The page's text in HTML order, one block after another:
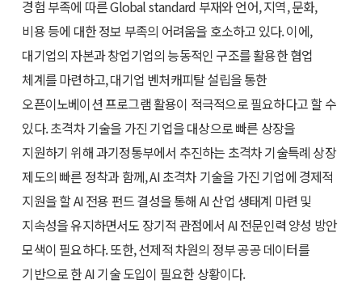
경험 부족에 따른 Global standard 부재와 언어, 지역, 문화,
비용 등에 대한 정보 부족의 어려움을 호소하고 있다. 이에,
대기업의 자본과 창업기업의 능동적인 구조를 활용한 협업
체계를 마련하고, 대기업 벤처캐피탈 설립을 통한
오픈이노베이션 프로그램 활용이 적극적으로 필요하다고 할 수
있다. 초격차 기술을 가진 기업을 대상으로 빠른 상장을
지원하기 위해 과기정통부에서 추진하는 초격차 기술특례 상장
제도의 빠른 정착과 함께, AI 초격차 기술을 가진 기업에 경제적
지원을 할 AI 전용 펀드 결성을 통해 AI 산업 생태계 마련 및
지속성을 유지하면서도 장기적 관점에서 AI 전문인력 양성 방안
모색이 필요하다. 또한, 선제적 차원의 정부 공공 데이터를
기반으로 한 AI 기술 도입이 필요한 상황이다.